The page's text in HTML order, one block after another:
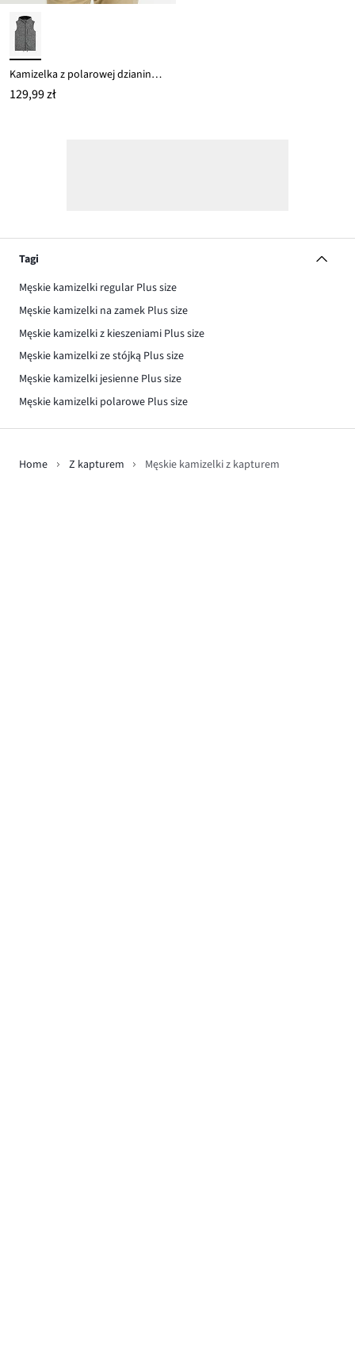
Kamizelka z polarowej dzianiny z kapturem
129,99 zł
Tagi
Męskie kamizelki regular Plus size
Męskie kamizelki na zamek Plus size
Męskie kamizelki z kieszeniami Plus size
Męskie kamizelki ze stójką Plus size
Męskie kamizelki jesienne Plus size
Męskie kamizelki polarowe Plus size
Home Z kapturem Męskie kamizelki z kapturem